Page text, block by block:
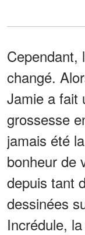
Cependant,
changé.
Jamie a fait
grossesse
jamais été
bonheur de
depuis tant
dessinées
Incrédule,